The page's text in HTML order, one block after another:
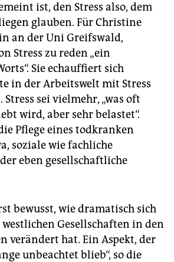
ist, den Stress also, dem
glauben. Für Christine
an der Uni Greifswald,
Stress zu reden „ein
Sie echauffiert sich
in der Arbeitswelt mit Stress
sei vielmehr, „was oft
wird, aber sehr belastet“.
Pflege eines todkranken
soziale wie fachliche
eben gesellschaftliche
bewusst, wie dramatisch sich
Gesellschaften in den
verändert hat. Ein Aspekt, der
unbeachtet blieb“, so die